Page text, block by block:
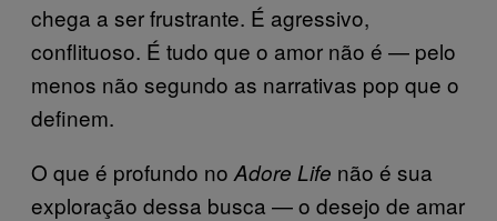
chega a ser frustrante. É agressivo,
conflituoso. É tudo que o amor não é — pelo
menos não segundo as narrativas pop que o
definem.
O que é profundo no Adore Life não é sua
exploração dessa busca — o desejo de amar